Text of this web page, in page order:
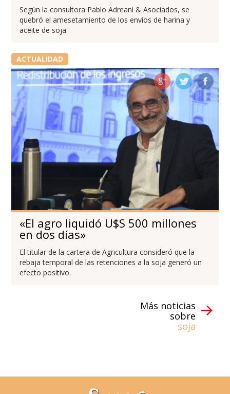
Según la consultora Pablo Adreani & Asociados, se
quebró el amesetamiento de los envíos de harina y
aceite de soja.
ACTUALIDAD
«El agro liquidó U$S 500 millones
en dos días»
El titular de la cartera de Agricultura consideró que la
rebaja temporal de las retenciones a la soja generó un
efecto positivo.
Más noticias
sobre
soja